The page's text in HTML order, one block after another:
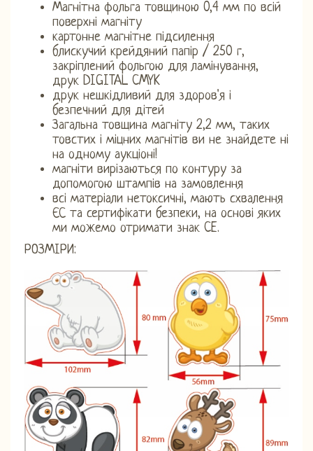
Магнітна фольга товщиною 0,4 мм по всій
поверхні магніту
картонне магнітне підсилення
блискучий крейдяний папір / 250 г,
закріплений фольгою для ламінування,
друк DIGITAL CMYK
друк нешкідливий для здоров'я і
безпечний для дітей
Загальна товщина магніту 2,2 мм, таких
товстих і міцних магнітів ви не знайдете ні
на одному аукціоні!
магніти вирізаються по контуру за
допомогою штампів на замовлення
всі матеріали нетоксичні, мають схвалення
ЄС та сертифікати безпеки, на основі яких
ми можемо отримати знак CE.
РОЗМІРИ: